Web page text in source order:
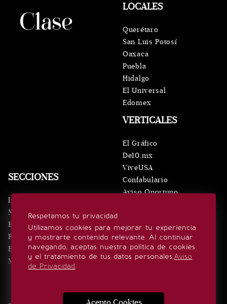
Respetamos tu privacidad
Utilizamos cookies para mejorar tu experiencia
y mostrarte contenido relevante. Al continuar
navegando, aceptas nuestra política de cookies
y el tratamiento de tus datos personales.Aviso
de Privacidad.
SECCIONES
Inicio
Noticias
Eventos
Realeza
Estilo de vida
Minuto x Minuto
VERTICALES
El Gráfico
De10.mx
ViveUSA
Confabulario
Aviso Oportuno
LOCALES
Querétaro
San Luis Potosí
Oaxaca
Puebla
Hidalgo
El Universal
Edomex
SÍGUENOS